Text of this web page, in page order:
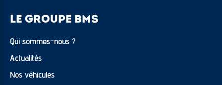
LE GROUPE BMS
Qui sommes-nous ?
Actualités
Nos véhicules